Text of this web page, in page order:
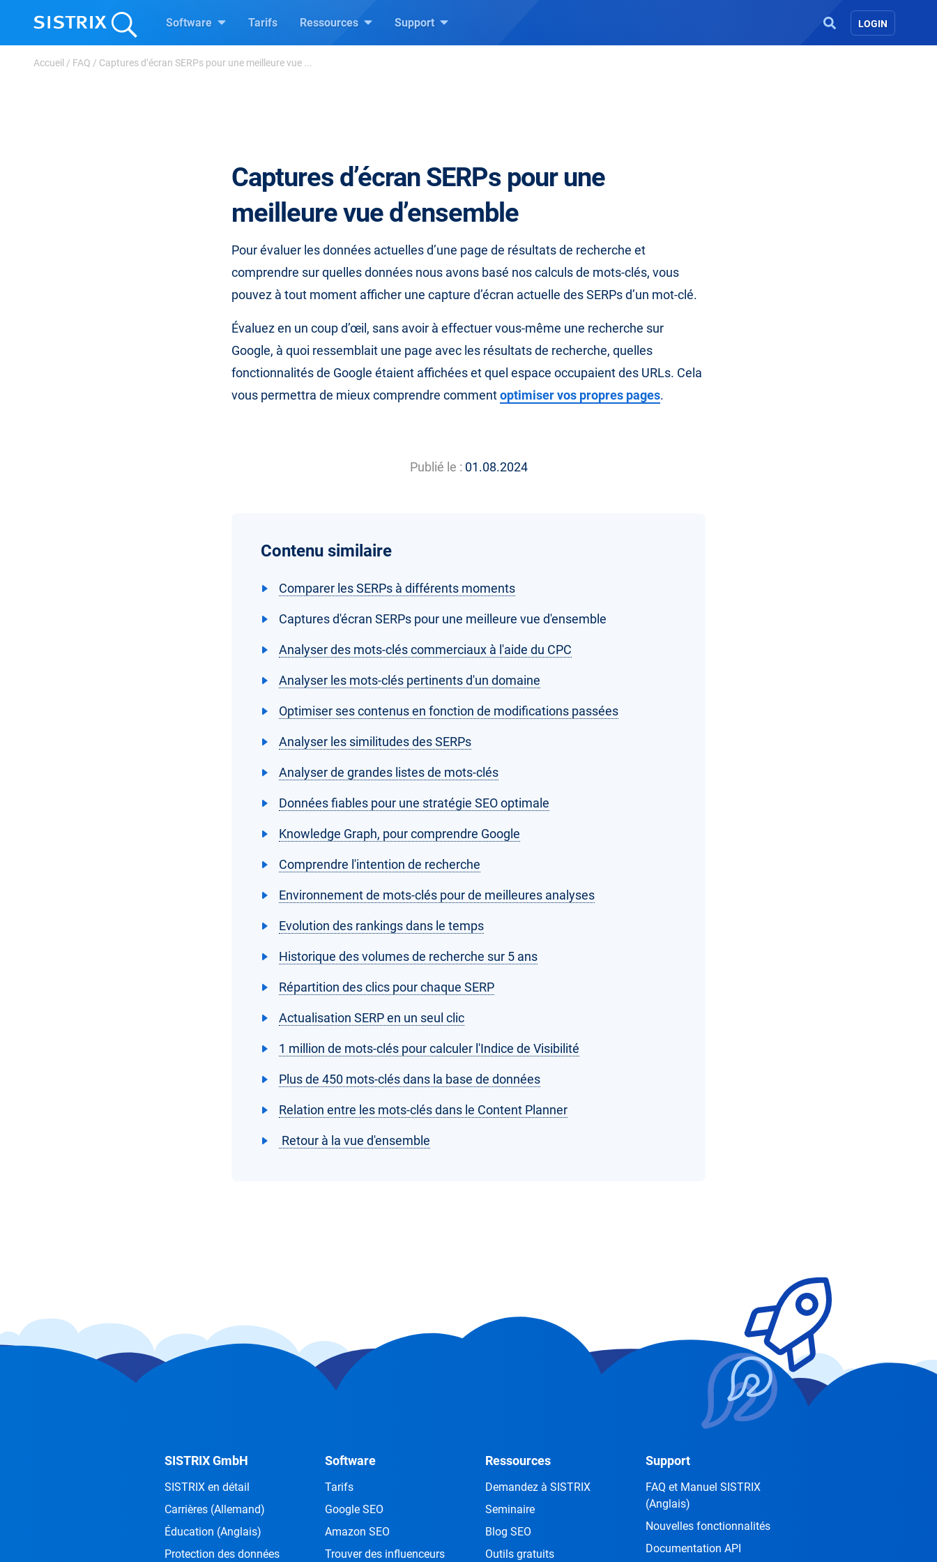
Software Tarifs Ressources Support LOGIN
Accueil / FAQ / Captures d’écran SERPs pour une meilleure vue ...
Captures d’écran SERPs pour une
meilleure vue d’ensemble
Pour évaluer les données actuelles d’une page de résultats de recherche et
comprendre sur quelles données nous avons basé nos calculs de mots-clés, vous
pouvez à tout moment afficher une capture d’écran actuelle des SERPs d’un mot-clé.
Évaluez en un coup d’œil, sans avoir à effectuer vous-même une recherche sur
Google, à quoi ressemblait une page avec les résultats de recherche, quelles
fonctionnalités de Google étaient affichées et quel espace occupaient des URLs. Cela
vous permettra de mieux comprendre commentoptimiser vos propres pages.
Publié le : 01.08.2024
Contenu similaire
Comparer les SERPs à différents moments
Captures d'écran SERPs pour une meilleure vue d'ensemble
Analyser des mots-clés commerciaux à l'aide du CPC
Analyser les mots-clés pertinents d'un domaine
Optimiser ses contenus en fonction de modifications passées
Analyser les similitudes des SERPs
Analyser de grandes listes de mots-clés
Données fiables pour une stratégie SEO optimale
Knowledge Graph, pour comprendre Google
Comprendre l'intention de recherche
Environnement de mots-clés pour de meilleures analyses
Evolution des rankings dans le temps
Historique des volumes de recherche sur 5 ans
Répartition des clics pour chaque SERP
Actualisation SERP en un seul clic
1 million de mots-clés pour calculer l'Indice de Visibilité
Plus de 450 mots-clés dans la base de données
Relation entre les mots-clés dans le Content Planner
Retour à la vue d'ensemble
SISTRIX GmbH
SISTRIX en détail
Carrières (Allemand)
Éducation (Anglais)
Protection des données
Software
Tarifs
Google SEO
Amazon SEO
Trouver des influenceurs
Ressources
Demandez à SISTRIX
Seminaire
Blog SEO
Outils gratuits
Support
FAQ et Manuel SISTRIX
(Anglais)
Nouvelles fonctionnalités
Documentation API